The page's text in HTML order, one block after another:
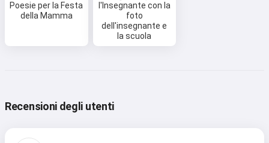
Poesie per la Festa
della Mamma
l'Insegnante con la
foto
dell'insegnante e
la scuola
Recensioni degli utenti